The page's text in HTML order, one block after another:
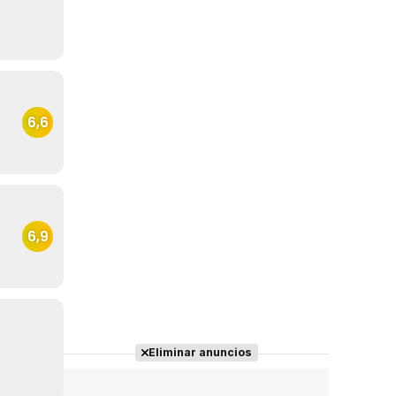
6,6
6,9
Eliminar anuncios